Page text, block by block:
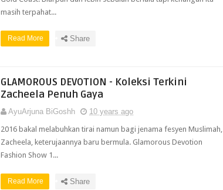
masih terpahat...
Read More Share
GLAMOROUS DEVOTION - Koleksi Terkini
Zacheela Penuh Gaya
AyuArjuna BiGoshh
10 years ago
2016 bakal melabuhkan tirai namun bagi jenama fesyen Muslimah,
Zacheela, keterujaannya baru bermula. Glamorous Devotion
Fashion Show 1...
Read More Share